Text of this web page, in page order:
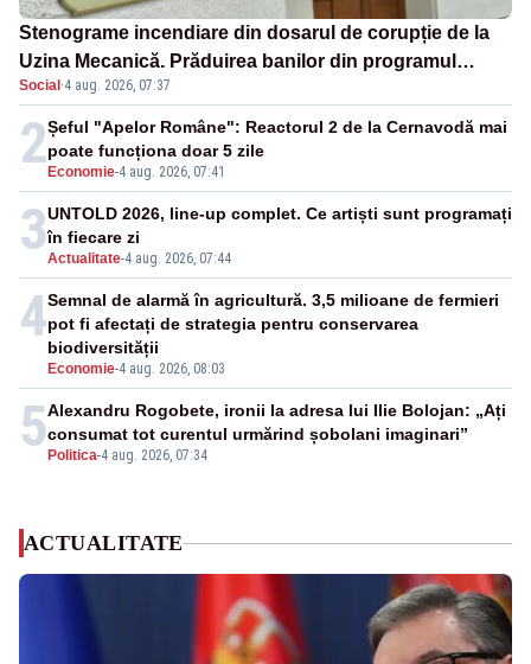
Stenograme incendiare din dosarul de corupție de la
Uzina Mecanică. Prăduirea banilor din programul
SAFE, interceptată de DNA
Social ·4 aug. 2026, 07:37
2 Economie-4 aug. 2026, 07:41
Șeful "Apelor Române": Reactorul 2 de la Cernavodă mai
poate funcționa doar 5 zile
3Actualitate-4 aug. 2026, 07:44
UNTOLD 2026, line-up complet. Ce artiști sunt programați
în fiecare zi
4
Economie-4 aug. 2026, 08:03
Semnal de alarmă în agricultură. 3,5 milioane de fermieri
pot fi afectați de strategia pentru conservarea
biodiversității
5 Politica-4 aug. 2026, 07:34
Alexandru Rogobete, ironii la adresa lui Ilie Bolojan: „Ați
consumat tot curentul urmărind șobolani imaginari”
ACTUALITATE